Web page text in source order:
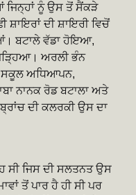
ਨੂੰ ਉਸ ਤੋਂ ਸੈਂਕੜੇ
ਸ਼ਾਇਰਾਂ ਦੀ ਸ਼ਾਇਰੀ ਵਿਚੋਂ
ਬਟਾਲੇ ਵੱਡਾ ਹੋਇਆ,
ਅਰਲੀ ਭੰਨ
ਸਕੂਲ ਅਧਿਆਪਨ,
ਨਾਨਕ ਰੋਡ ਬਟਾਲਾ ਅਤੇ
ਦੀ ਕਲਰਕੀ ਉਸ ਦਾ
ਸੀ ਜਿਸ ਦੀ ਸਲਤਨਤ ਉਸ
ਤੋਂ ਪਾਰ ਹੈ ਹੀ ਸੀ ਪਰ